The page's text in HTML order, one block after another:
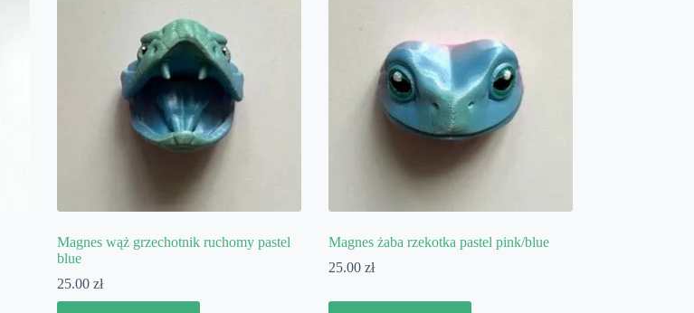
Magnes wąż grzechotnik ruchomy pastel
blue
25.00 zł
Magnes żaba rzekotka pastel pink/blue
25.00 zł